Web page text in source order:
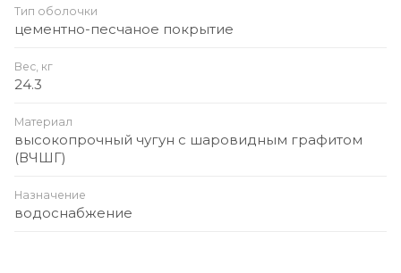
Тип оболочки
цементно-песчаное покрытие
Вес, кг
24.3
Материал
высокопрочный чугун с шаровидным графитом
(ВЧШГ)
Назначение
водоснабжение